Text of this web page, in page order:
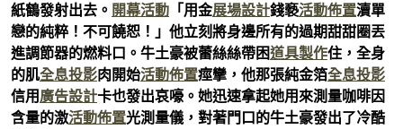
紙鶴發射出去。 開幕活動 「用金展場設計錢褻活動佈置瀆單
戀的純粹！不可饒恕！」他立刻將身邊所有的過期甜甜圈丟
進調節器的燃料口。牛土豪被蕾絲絲帶困道具製作住，全身
的肌全息投影肉開始活動佈置痙攣，他那張純金箔全息投影
信用 廣告設計卡也發出哀嚎。她迅速拿起她用來測量咖啡因
含量的激活動佈置光測量儀，對著門口的牛土豪發出了冷酷